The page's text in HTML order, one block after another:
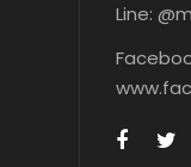
Line: